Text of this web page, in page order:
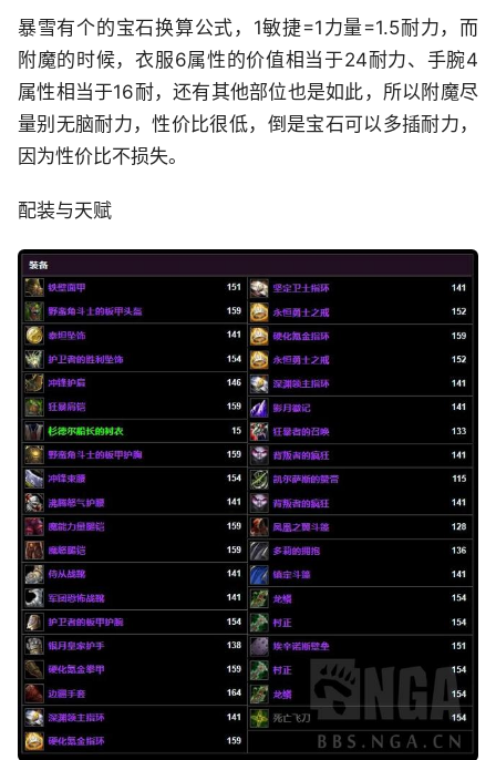
暴雪有个的宝石换算公式，1敏捷=1力量=1.5耐力，而
附魔的时候，衣服6属性的价值相当于24耐力、手腕4
属性相当于16耐，还有其他部位也是如此，所以附魔尽
量别无脑耐力，性价比很低，倒是宝石可以多插耐力，
因为性价比不损失。
配装与天赋